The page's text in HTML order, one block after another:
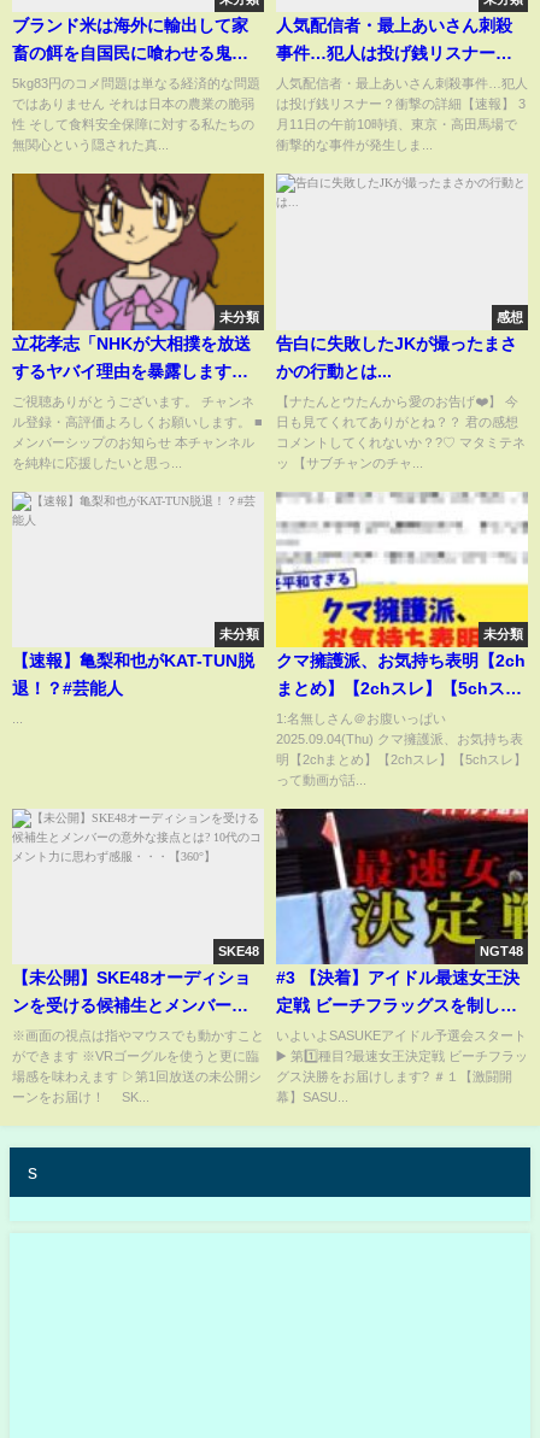
ブランド米は海外に輸出して家
畜の餌を自国民に喰わせる鬼畜
政策の自公連立政権
5kg83円のコメ問題は単なる経済的な問題
ではありません それは日本の農業の脆弱
性 そして食料安全保障に対する私たちの
無関心という隠された真...
人気配信者・最上あいさん刺殺
事件…犯人は投げ銭リスナー？
衝撃の詳細【速報】
人気配信者・最上あいさん刺殺事件…犯人
は投げ銭リスナー？衝撃の詳細【速報】 3
月11日の午前10時頃、東京・高田馬場で
衝撃的な事件が発生しま...
未分類
立花孝志「NHKが大相撲を放送
するヤバイ理由を暴露します」
【裏話 裏社会 ヤクザ 暴力団】
ご視聴ありがとうございます。 チャンネ
ル登録・高評価よろしくお願いします。 ■
メンバーシップのお知らせ 本チャンネル
を純粋に応援したいと思っ...
感想
告白に失敗したJKが撮ったまさ
かの行動とは...
【ナたんとウたんから愛のお告げ❤️】 今
日も見てくれてありがとね？？ 君の感想
コメントしてくれないか？?♡ マタミテネ
ッ 【サブチャンのチャ...
未分類
【速報】亀梨和也がKAT-TUN脱
退！？#芸能人
未分類
クマ擁護派、お気持ち表明【2ch
まとめ】【2chスレ】【5chス
レ】
1:名無しさん＠お腹いっぱい
2025.09.04(Thu) クマ擁護派、お気持ち表
明【2chまとめ】【2chスレ】【5chスレ】
って動画が話...
SKE48
【未公開】SKE48オーディショ
ンを受ける候補生とメンバーの
意外な接点とは? 10代のコメン
ト力に思わず感服・・・
【360°】
※画面の視点は指やマウスでも動かすこと
ができます ※VRゴーグルを使うと更に臨
場感を味わえます ▷第1回放送の未公開シ
ーンをお届け！ SK...
NGT48
#3 【決着】アイドル最速女王決
定戦 ビーチフラッグスを制した
のは？SASUKEアイドル予選会
2025
いよいよSASUKEアイドル予選会スタート
▶️ 第1️⃣種目?最速女王決定戦 ビーチフラッ
グス決勝をお届けします? ＃１【激闘開
幕】SASU...
s